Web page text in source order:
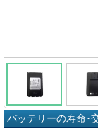
バッテリーの寿命･